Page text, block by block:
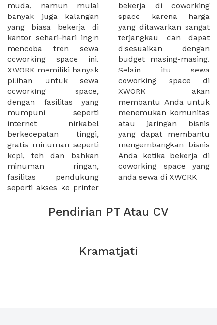
muda, namun mulai
banyak juga kalangan
yang biasa bekerja di
kantor sehari-hari ingin
mencoba tren sewa
coworking space ini.
XWORK memiliki banyak
pilihan untuk sewa
coworking space,
dengan fasilitas yang
mumpuni seperti
internet nirkabel
berkecepatan tinggi,
gratis minuman seperti
kopi, teh dan bahkan
minuman ringan,
fasilitas pendukung
seperti akses ke printer
bekerja di coworking
space karena harga
yang ditawarkan sangat
terjangkau dan dapat
disesuaikan dengan
budget masing-masing.
Selain itu sewa
coworking space di
XWORK akan
membantu Anda untuk
menemukan komunitas
atau jaringan bisnis
yang dapat membantu
mengembangkan bisnis
Anda ketika bekerja di
coworking space yang
anda sewa di XWORK
Pendirian PT Atau CV
Kramatjati